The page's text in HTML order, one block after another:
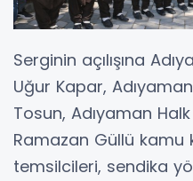
Serginin açılışına
Uğur Kapar,
Tosun, Adıyaman
Ramazan Güllü kamu
temsilcileri, sendika